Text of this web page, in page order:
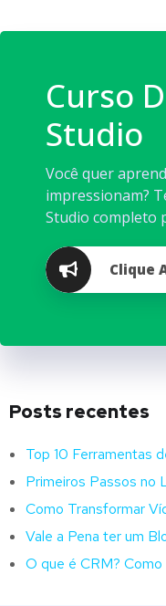
Curso
Studio
Você quer
impressionam?
Studio completo
Clique
Posts recentes
Top 10 Ferramentas
Primeiros Passos no
Como Transformar
Vale a Pena ter um
O que é CRM?